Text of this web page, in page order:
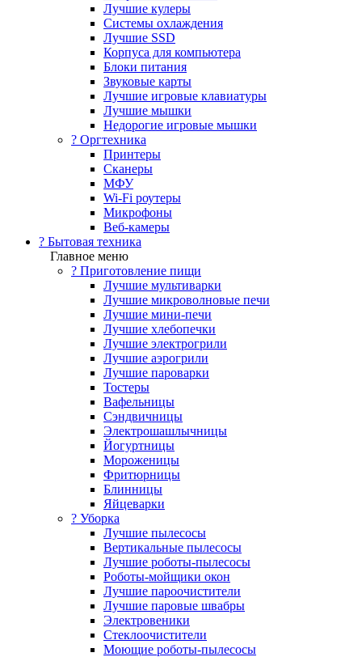
Лучшие кулеры
Системы охлаждения
Лучшие SSD
Корпуса для компьютера
Блоки питания
Звуковые карты
Лучшие игровые клавиатуры
Лучшие мышки
Недорогие игровые мышки
?️ Оргтехника
Принтеры
Сканеры
МФУ
Wi-Fi роутеры
Микрофоны
Веб-камеры
? Бытовая техника
Главное меню
? Приготовление пищи
Лучшие мультиварки
Лучшие микроволновые печи
Лучшие мини-печи
Лучшие хлебопечки
Лучшие электрогрили
Лучшие аэрогрили
Лучшие пароварки
Тостеры
Вафельницы
Сэндвичницы
Электрошашлычницы
Йогуртницы
Мороженицы
Фритюрницы
Блинницы
Яйцеварки
? Уборка
Лучшие пылесосы
Вертикальные пылесосы
Лучшие роботы-пылесосы
Роботы-мойщики окон
Лучшие пароочистители
Лучшие паровые швабры
Электровеники
Стеклоочистители
Моющие роботы-пылесосы